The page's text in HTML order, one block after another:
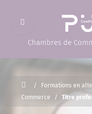
Ouvrir le menu
Chambres de
Accueil
/ Formations en
Commerce
/ Titre